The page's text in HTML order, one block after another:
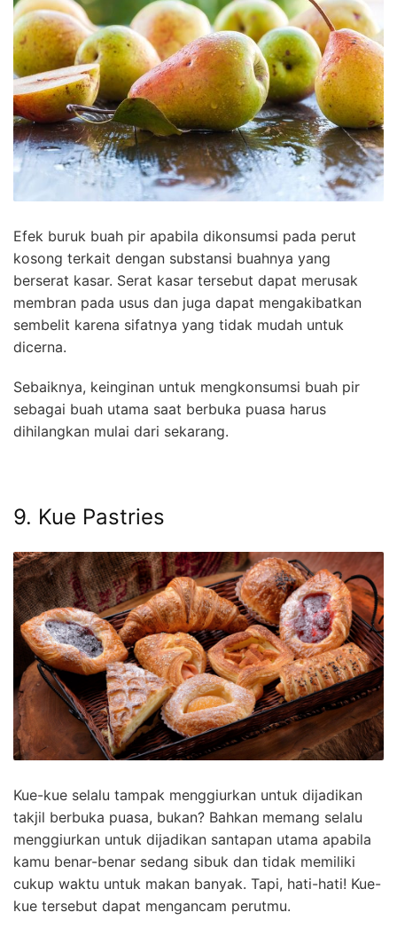
Efek buruk buah pir apabila dikonsumsi pada perut
kosong terkait dengan substansi buahnya yang
berserat kasar. Serat kasar tersebut dapat merusak
membran pada usus dan juga dapat mengakibatkan
sembelit karena sifatnya yang tidak mudah untuk
dicerna.
Sebaiknya, keinginan untuk mengkonsumsi buah pir
sebagai buah utama saat berbuka puasa harus
dihilangkan mulai dari sekarang.
9. Kue Pastries
Kue-kue selalu tampak menggiurkan untuk dijadikan
takjil berbuka puasa, bukan? Bahkan memang selalu
menggiurkan untuk dijadikan santapan utama apabila
kamu benar-benar sedang sibuk dan tidak memiliki
cukup waktu untuk makan banyak. Tapi, hati-hati! Kue-
kue tersebut dapat mengancam perutmu.